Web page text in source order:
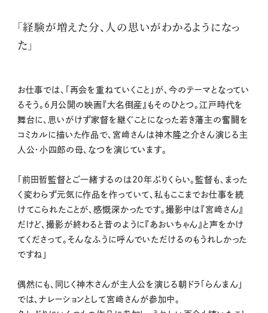
「経験が増えた分、人の思いがわかるようになっ
た」
お仕事では、「再会を重ねていくこと」が、今のテーマとなってい
るそう。6月公開の映画『大名倒産』もそのひとつ。江戸時代を
舞台に、思いがけず家督を継ぐことになった若き藩主の奮闘を
コミカルに描いた作品で、宮﨑さんは神木隆之介さん演じる主
人公・小四郎の母、なつを演じています。
「前田哲監督とご一緒するのは20年ぶりくらい。監督も、まった
く変わらず元気に作品を作っていて、私もここまでお仕事を続
けてこられたことが、感慨深かったです。撮影中は『宮﨑さん』
だけど、撮影が終わると昔のように『あおいちゃん』と声をかけ
てくださって。そんなふうに呼んでいただけるのもうれしかった
ですね」
偶然にも、同じく神木さんが主人公を演じる朝ドラ「らんまん」
では、ナレーションとして宮﨑さんが参加中。